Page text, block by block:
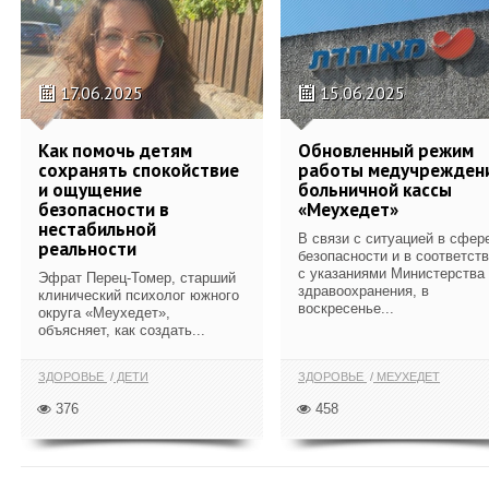
17.06.2025
Как помочь детям
сохранять спокойствие
и ощущение
безопасности в
нестабильной
реальности
Эфрат Перец-Томер, старший
клинический психолог южного
округа «Меухедет»,
объясняет, как создать...
ЗДОРОВЬЕ ДЕТИ
376
15.06.2025
Обновленный режим
работы
больничной кассы
«Меухедет»
В связи с ситуацией в
безопасности и в
с указаниями Министерства
здравоохранения, в
воскресенье...
ЗДОРОВЬЕ МЕУХЕДЕТ
458